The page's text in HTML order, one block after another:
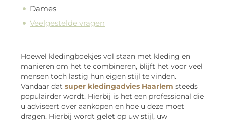
Dames
Veelgestelde vragen
Hoewel kledingboekjes vol staan met kleding en
manieren om het te combineren, blijft het voor veel
mensen toch lastig hun eigen stijl te vinden.
Vandaar dat super kledingadvies Haarlem steeds
populairder wordt. Hierbij is het een professional die
u adviseert over aankopen en hoe u deze moet
dragen. Hierbij wordt gelet op uw stijl, uw